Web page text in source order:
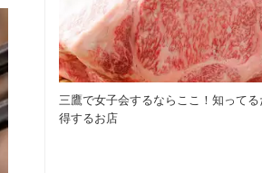
三鷹で女子会するならここ！知ってる
得するお店